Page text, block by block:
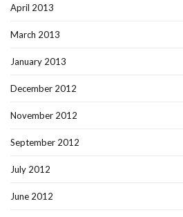
April 2013
March 2013
January 2013
December 2012
November 2012
September 2012
July 2012
June 2012